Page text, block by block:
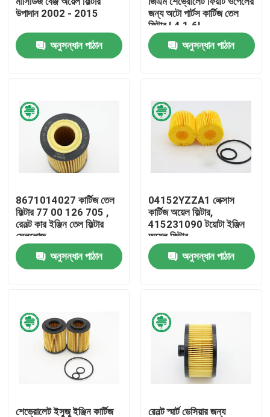
পণ্য
ভিডিও
কারখানা ভ্রমণ
মান নিয়ন্ত্রণ
খবর
স্বয়ংচালিত ইঞ্জিন এয়ার ফিল্টার
স্বয়ংচালিত কেবিন এয়ার ফিল্টার
উপাদান 2002 - 2015
অনুসন্ধান পাঠান
জন্য অটো পার্টস কার্টিজ তেল
ফিল্টার L4 1.6L
অনুসন্ধান পাঠান
8671014027 কার্টিজ তেল
ফিল্টার 77 00 126 705 ,
রেনল্ট কার ইঞ্জিন তেল ফিল্টার
সেলুলোজ
অনুসন্ধান পাঠান
04152YZZA1 লেক্সাস
কার্টিজ অয়েল ফিল্টার,
415231090 টয়োটা ইঞ্জিন
অয়েল ফিল্টার
অনুসন্ধান পাঠান
শেভ্রোলেট ইসুজু ইঞ্জিন কার্টিজ রেনল্ট স্মার্ট ডেসিয়ার জন্য